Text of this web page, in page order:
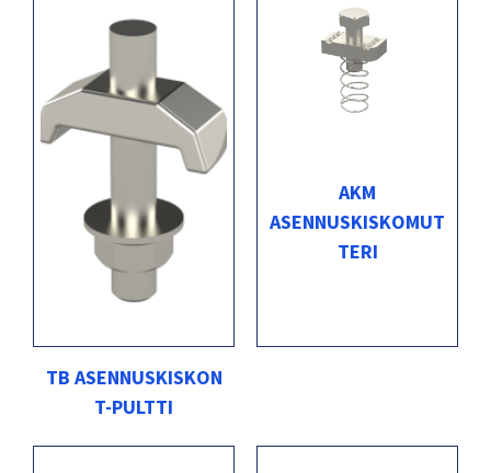
TB ASENNUSKISKON
T-PULTTI
AKM
ASENNUSKISKOMUT
TERI